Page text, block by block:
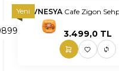
YeniEVNESYA Cafe Zigon
3.499,0TL